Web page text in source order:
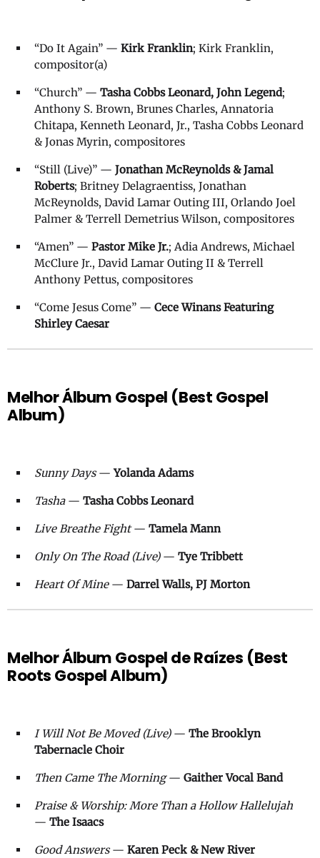
“Do It Again” — Kirk Franklin; Kirk Franklin,
compositor(a)
“Church” — Tasha Cobbs Leonard, John Legend;
Anthony S. Brown, Brunes Charles, Annatoria
Chitapa, Kenneth Leonard, Jr., Tasha Cobbs Leonard
& Jonas Myrin, compositores
“Still (Live)” — Jonathan McReynolds & Jamal
Roberts; Britney Delagraentiss, Jonathan
McReynolds, David Lamar Outing III, Orlando Joel
Palmer & Terrell Demetrius Wilson, compositores
“Amen” — Pastor Mike Jr.; Adia Andrews, Michael
McClure Jr., David Lamar Outing II & Terrell
Anthony Pettus, compositores
“Come Jesus Come” — Cece Winans Featuring
Shirley Caesar
Melhor Álbum Gospel (Best Gospel
Album)
Sunny Days—Yolanda Adams
Tasha— Tasha Cobbs Leonard
Live Breathe Fight— Tamela Mann
Only On The Road (Live)— Tye Tribbett
Heart Of Mine— Darrel Walls, PJ Morton
Melhor Álbum Gospel de Raízes (Best
Roots Gospel Album)
I Will Not Be Moved (Live)— The Brooklyn
Tabernacle Choir
Then Came The Morning— Gaither Vocal Band
Praise & Worship: More Than a Hollow Hallelujah
— The Isaacs
Good Answers— Karen Peck & New River